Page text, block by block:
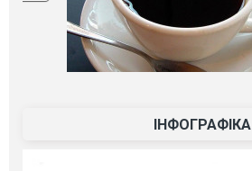
ІНФОГРАФІКА